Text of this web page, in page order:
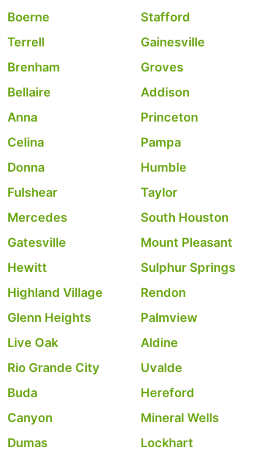
Boerne
Stafford
Terrell
Gainesville
Brenham
Groves
Bellaire
Addison
Anna
Princeton
Celina
Pampa
Donna
Humble
Fulshear
Taylor
Mercedes
South Houston
Gatesville
Mount Pleasant
Hewitt
Sulphur Springs
Highland Village
Rendon
Glenn Heights
Palmview
Live Oak
Aldine
Rio Grande City
Uvalde
Buda
Hereford
Canyon
Mineral Wells
Dumas
Lockhart